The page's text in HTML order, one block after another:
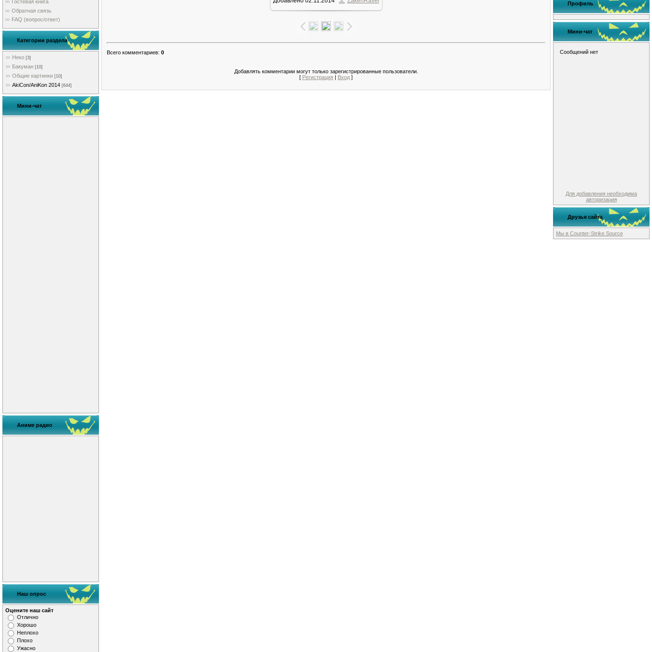
Гостевая книга
Обратная связь
FAQ (вопрос/ответ)
Категории раздела
Неко [3]
Бакуман [10]
Общие картинки [10]
AkiCon/AniKon 2014 [644]
Мини-чат
Аниме радио
Наш опрос
Оцените наш сайт
Отлично
Хорошо
Неплохо
Плохо
Ужасно
148.3Kb
Всего комментариев: 0
Добавлять комментарии могут только зарегистрированные пользователи.
[ Регистрация | Вход ]
Профиль
Мини-чат
Для добавления необходима
авторизация
Друзья сайта
Мы в Counter-Strike Source